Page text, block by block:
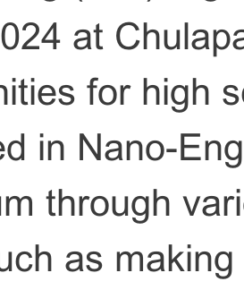
at
for high
in Nano-
through
as